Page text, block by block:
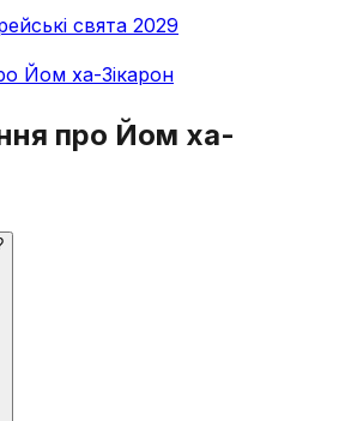
свята 2029
Йом ха-Зікарон
про Йом ха-